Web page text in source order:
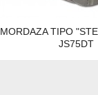
MORDAZA TIPO
JS75DT